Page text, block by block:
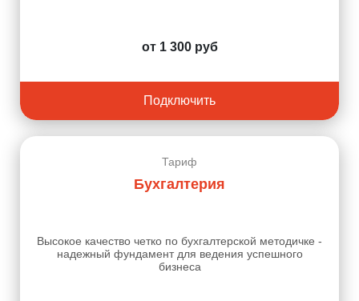
от 1 300 руб
Подключить
Тариф
Бухгалтерия
Высокое качество четко по бухгалтерской методичке -
надежный фундамент для ведения успешного
бизнеса